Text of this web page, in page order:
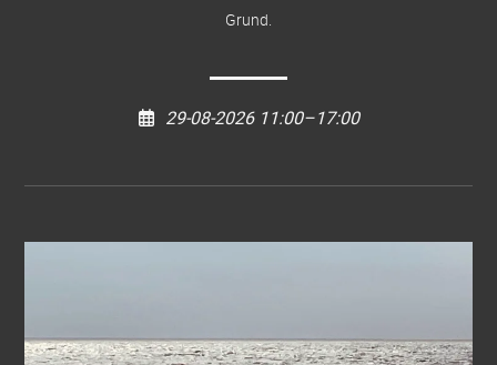
Grund.
29-08-2026 11:00–17:00